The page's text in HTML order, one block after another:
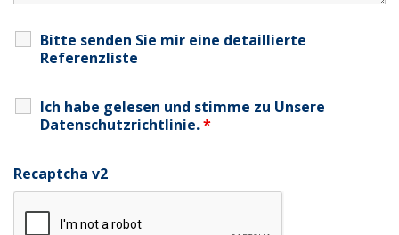
Bitte senden Sie mir eine detaillierte
Referenzliste
Ich habe gelesen und stimme zu Unsere
Datenschutzrichtlinie.*
Recaptcha v2